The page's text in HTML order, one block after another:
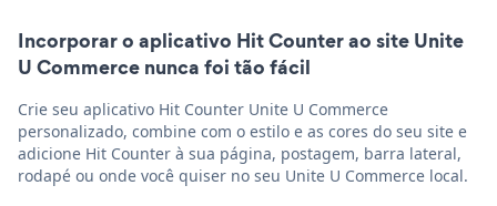
Incorporar o aplicativo Hit Counter ao site Unite
U Commerce nunca foi tão fácil
Crie seu aplicativo Hit Counter Unite U Commerce
personalizado, combine com o estilo e as cores do seu site e
adicione Hit Counter à sua página, postagem, barra lateral,
rodapé ou onde você quiser no seu Unite U Commerce local.